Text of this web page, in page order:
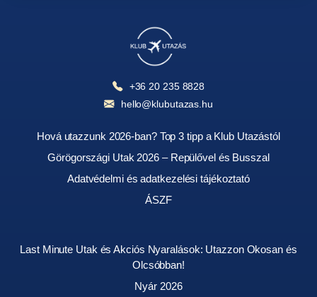
+36 20 235 8828
hello@klubutazas.hu
Hová utazzunk 2026-ban? Top 3 tipp a Klub Utazástól
Görögországi Utak 2026 – Repülővel és Busszal
Adatvédelmi és adatkezelési tájékoztató
ÁSZF
Last Minute Utak és Akciós Nyaralások: Utazzon Okosan és
Olcsóbban!
Nyár 2026